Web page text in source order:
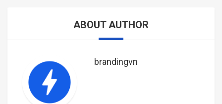
ABOUT AUTHOR
brandingvn